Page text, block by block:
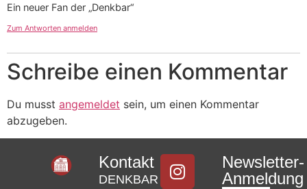
Ein neuer Fan der „Denkbar“
Zum Antworten anmelden
Schreibe einen Kommentar
Du musst angemeldet sein, um einen Kommentar
abzugeben.
Kontakt
DENKBAR
Newsletter-
Anmeldung